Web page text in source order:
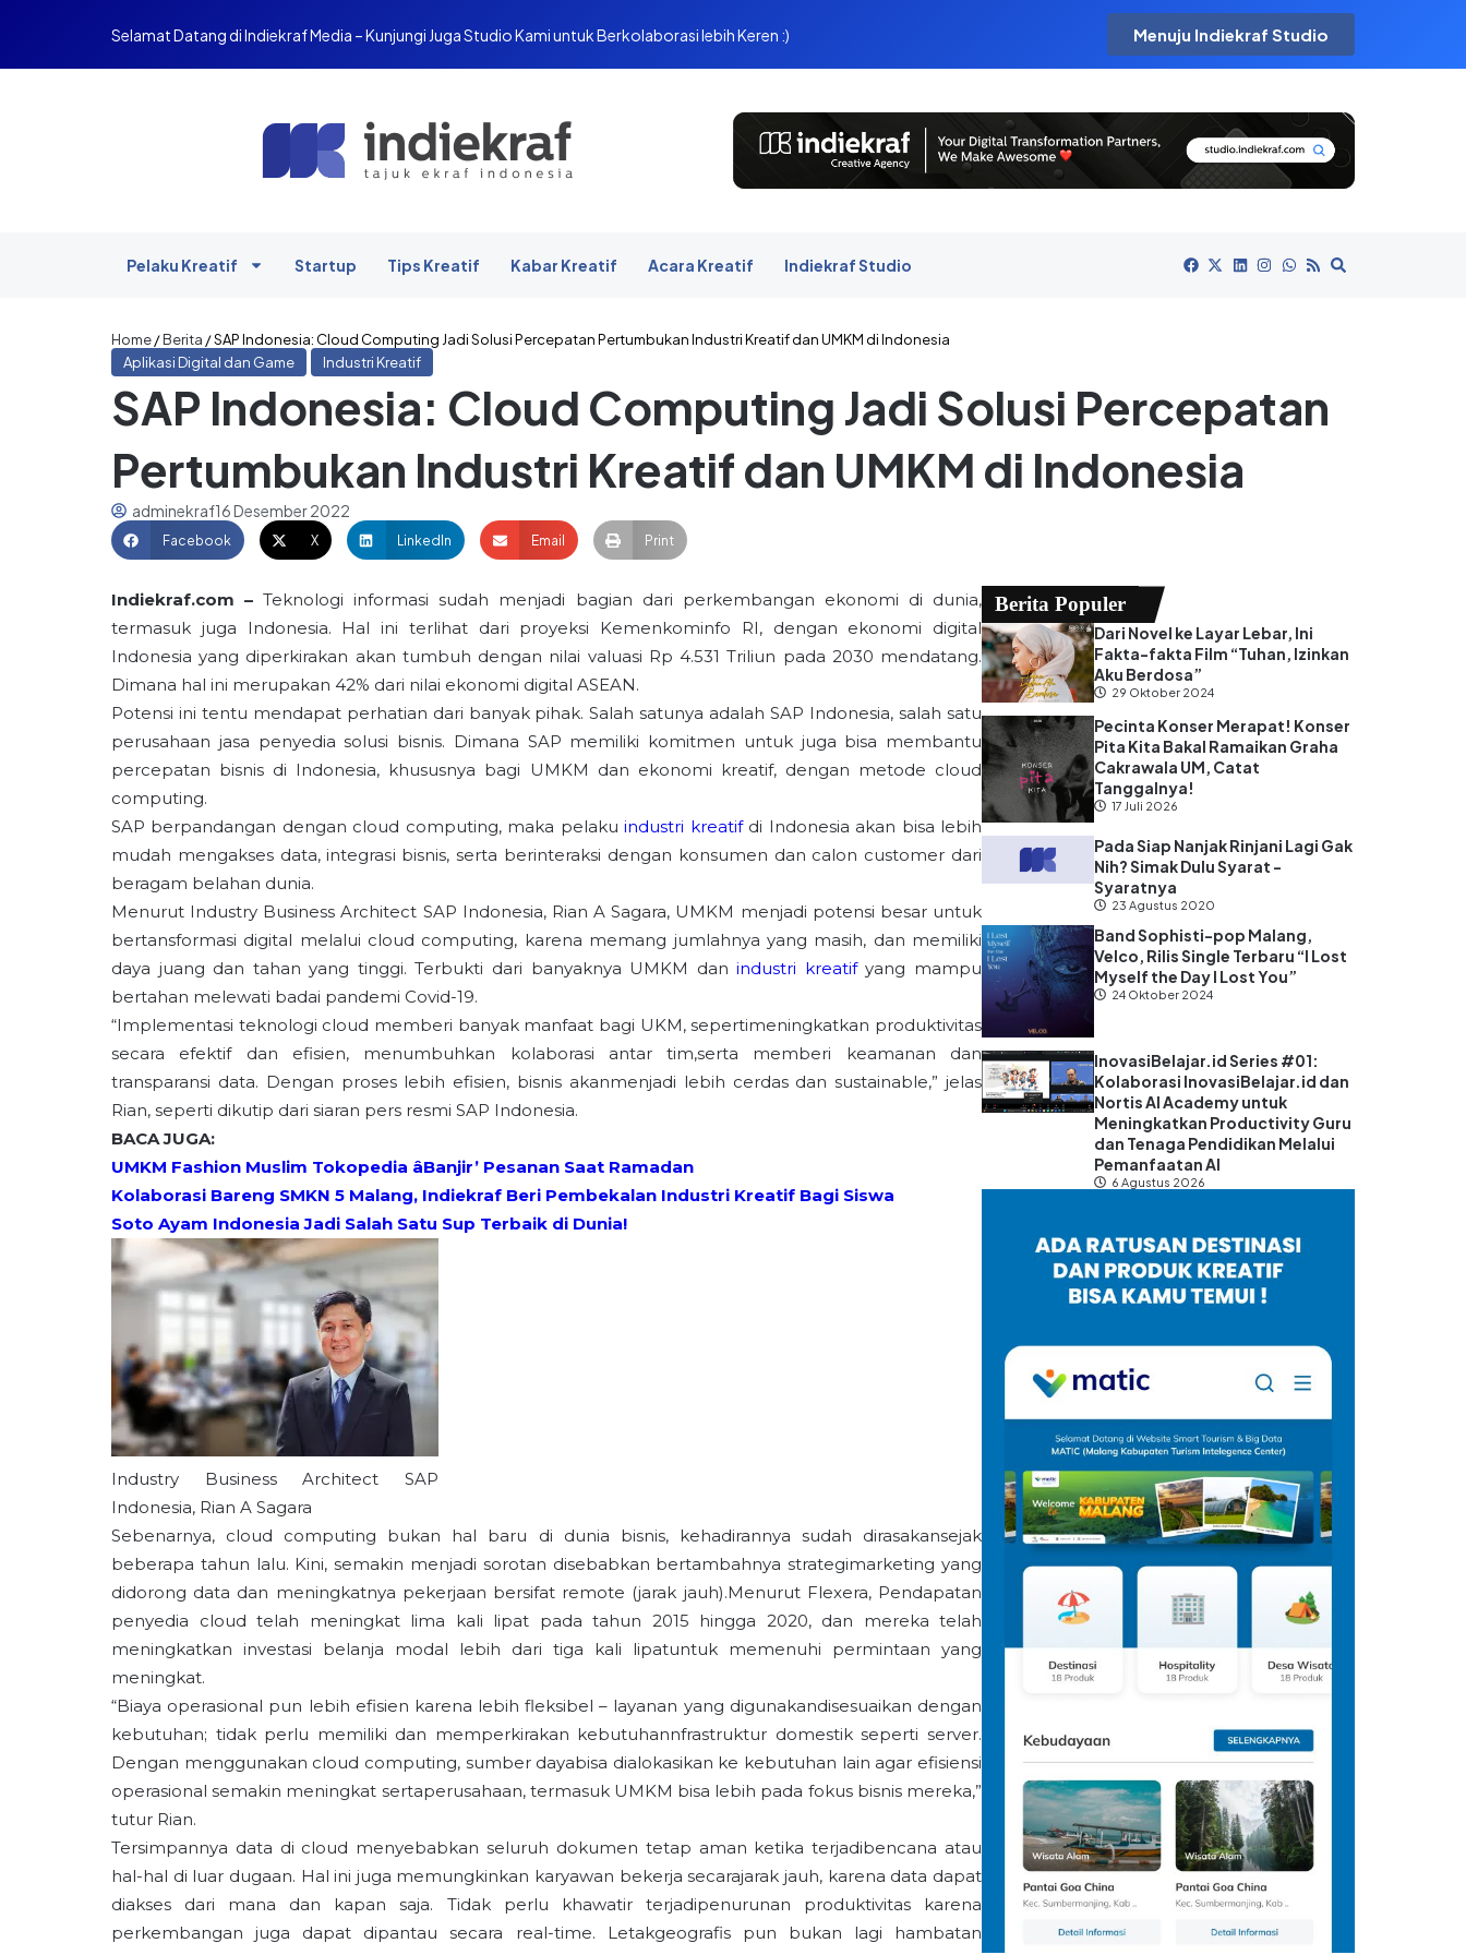
Selamat Datang di Indiekraf Media – Kunjungi Juga Studio Kami untuk Berkolaborasi lebih Keren :) Menuju Indiekraf Studio
Pelaku Kreatif Startup Tips Kreatif Kabar Kreatif Acara Kreatif Indiekraf Studio
Home/Berita /SAP Indonesia: Cloud Computing Jadi Solusi Percepatan Pertumbukan Industri Kreatif dan UMKM di Indonesia
Aplikasi Digital dan Game
Industri Kreatif
SAP Indonesia: Cloud Computing Jadi Solusi Percepatan
Pertumbukan Industri Kreatif dan UMKM di Indonesia
adminekraf16 Desember 2022
Facebook X LinkedIn Email Print
Indiekraf.com – Teknologi informasi sudah menjadi bagian dari perkembangan ekonomi di dunia,
termasuk juga Indonesia. Hal ini terlihat dari proyeksi Kemenkominfo RI, dengan ekonomi digital
Indonesia yang diperkirakan akan tumbuh dengan nilai valuasi Rp 4.531 Triliun pada 2030 mendatang.
Dimana hal ini merupakan 42% dari nilai ekonomi digital ASEAN.
Potensi ini tentu mendapat perhatian dari banyak pihak. Salah satunya adalah SAP Indonesia, salah satu
perusahaan jasa penyedia solusi bisnis. Dimana SAP memiliki komitmen untuk juga bisa membantu
percepatan bisnis di Indonesia, khususnya bagi UMKM dan ekonomi kreatif, dengan metode cloud
computing.
SAP berpandangan dengan cloud computing, maka pelakuindustri kreatifdi Indonesia akan bisa lebih
mudah mengakses data, integrasi bisnis, serta berinteraksi dengan konsumen dan calon customer dari
beragam belahan dunia.
Menurut Industry Business Architect SAP Indonesia, Rian A Sagara, UMKM menjadi potensi besar untuk
bertansformasi digital melalui cloud computing, karena memang jumlahnya yang masih, dan memiliki
daya juang dan tahan yang tinggi. Terbukti dari banyaknya UMKM danindustri kreatifyang mampu
bertahan melewati badai pandemi Covid-19.
“Implementasi teknologi cloud memberi banyak manfaat bagi UKM, sepertimeningkatkan produktivitas
secara efektif dan efisien, menumbuhkan kolaborasi antar tim,serta memberi keamanan dan
transparansi data. Dengan proses lebih efisien, bisnis akanmenjadi lebih cerdas dan sustainable,” jelas
Rian, seperti dikutip dari siaran pers resmi SAP Indonesia.
BACA JUGA:
UMKM Fashion Muslim Tokopedia âBanjir’ Pesanan Saat Ramadan
Kolaborasi Bareng SMKN 5 Malang, Indiekraf Beri Pembekalan Industri Kreatif Bagi Siswa
Soto Ayam Indonesia Jadi Salah Satu Sup Terbaik di Dunia!
Industry Business Architect SAP
Indonesia, Rian A Sagara
Sebenarnya, cloud computing bukan hal baru di dunia bisnis, kehadirannya sudah dirasakansejak
beberapa tahun lalu. Kini, semakin menjadi sorotan disebabkan bertambahnya strategimarketing yang
didorong data dan meningkatnya pekerjaan bersifat remote (jarak jauh).Menurut Flexera, Pendapatan
penyedia cloud telah meningkat lima kali lipat pada tahun 2015 hingga 2020, dan mereka telah
meningkatkan investasi belanja modal lebih dari tiga kali lipatuntuk memenuhi permintaan yang
meningkat.
“Biaya operasional pun lebih efisien karena lebih fleksibel – layanan yang digunakandisesuaikan dengan
kebutuhan; tidak perlu memiliki dan memperkirakan kebutuhannfrastruktur domestik seperti server.
Dengan menggunakan cloud computing, sumber dayabisa dialokasikan ke kebutuhan lain agar efisiensi
operasional semakin meningkat sertaperusahaan, termasuk UMKM bisa lebih pada fokus bisnis mereka,”
tutur Rian.
Tersimpannya data di cloud menyebabkan seluruh dokumen tetap aman ketika terjadibencana atau
hal-hal di luar dugaan. Hal ini juga memungkinkan karyawan bekerja secarajarak jauh, karena data dapat
diakses dari mana dan kapan saja. Tidak perlu khawatir terjadipenurunan produktivitas karena
perkembangan juga dapat dipantau secara real-time. Letakgeografis pun bukan lagi hambatan
Berita Populer
Dari Novel ke Layar Lebar, Ini
Fakta-fakta Film “Tuhan, Izinkan
Aku Berdosa”
29 Oktober 2024
Pecinta Konser Merapat! Konser
Pita Kita Bakal Ramaikan Graha
Cakrawala UM, Catat
Tanggalnya!
17 Juli 2026
Pada Siap Nanjak Rinjani Lagi Gak
Nih? Simak Dulu Syarat -
Syaratnya
23 Agustus 2020
Band Sophisti-pop Malang,
Velco, Rilis Single Terbaru “I Lost
Myself the Day I Lost You”
24 Oktober 2024
InovasiBelajar.id Series #01:
Kolaborasi InovasiBelajar.id dan
Nortis AI Academy untuk
Meningkatkan Productivity Guru
dan Tenaga Pendidikan Melalui
Pemanfaatan AI
6 Agustus 2026